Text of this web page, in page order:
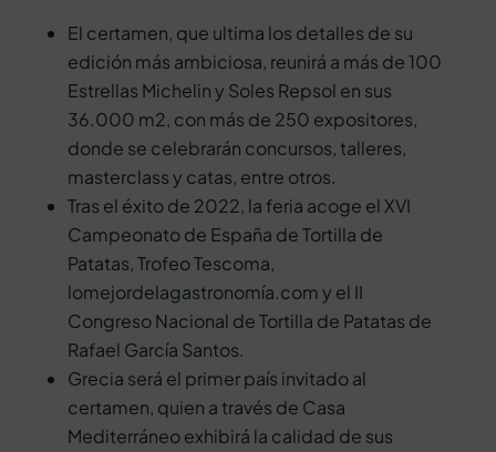
El certamen, que ultima los detalles de su
edición más ambiciosa, reunirá a más de 100
Estrellas Michelin y Soles Repsol en sus
36.000 m2, con más de 250 expositores,
donde se celebrarán concursos, talleres,
masterclass y catas, entre otros.
Tras el éxito de 2022, la feria acoge el XVI
Campeonato de España de Tortilla de
Patatas, Trofeo Tescoma,
lomejordelagastronomía.com y el II
Congreso Nacional de Tortilla de Patatas de
Rafael García Santos.
Grecia será el primer país invitado al
certamen, quien a través de Casa
Mediterráneo exhibirá la calidad de sus